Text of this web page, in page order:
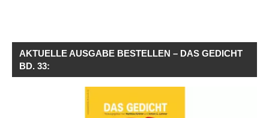
AKTUELLE AUSGABE BESTELLEN – DAS GEDICHT
BD. 33: